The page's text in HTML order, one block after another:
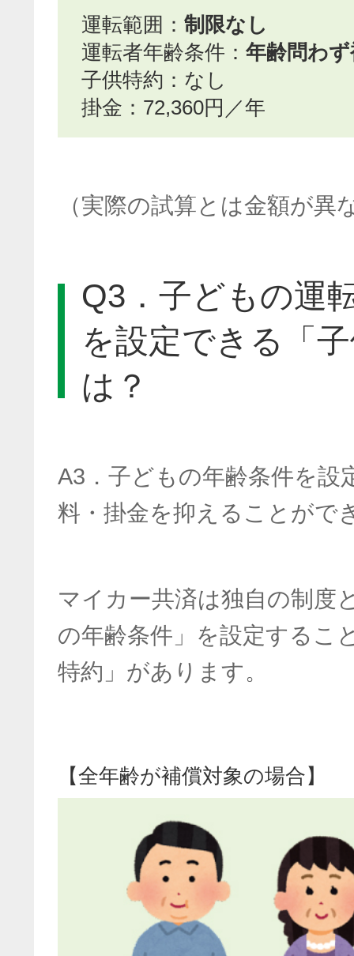
運転範囲： 制限なし
運転者年齢条件： 年齢問わ
子供特約：なし
掛金：72,360円／年
（実際の試算とは金額が異
Q3．子どもの運
を設定できる「
は？
A3．子どもの年齢条件を設
料・掛金を抑えることがで
マイカー共済は独自の制度
の年齢条件」を設定するこ
特約」があります。
【全年齢が補償対象の場合】